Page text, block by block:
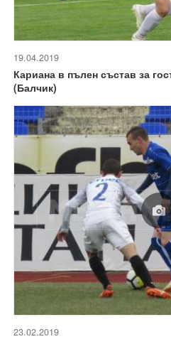
19.04.2019
Кариана в пълен състав за
(Балчик)
23.02.2019